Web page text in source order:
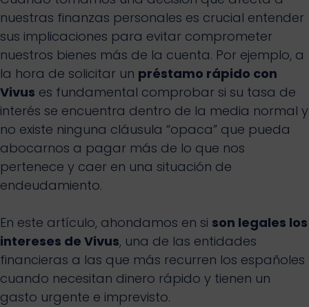
nuestras finanzas personales es crucial entender
sus implicaciones para evitar comprometer
nuestros bienes más de la cuenta. Por ejemplo, a
la hora de solicitar un préstamo rápido con
Vivus es fundamental comprobar si su tasa de
interés se encuentra dentro de la media normal y
no existe ninguna cláusula “opaca” que pueda
abocarnos a pagar más de lo que nos
pertenece y caer en una situación de
endeudamiento.
En este artículo, ahondamos en si son legales los
intereses de Vivus, una de las entidades
financieras a las que más recurren los españoles
cuando necesitan dinero rápido y tienen un
gasto urgente e imprevisto.